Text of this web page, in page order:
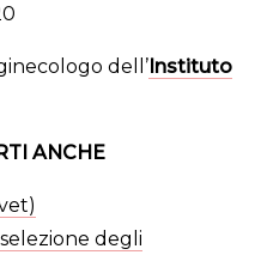
dell’Instituto
ANCHE
degli